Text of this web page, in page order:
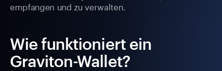
empfangen und zu verwalten.
Wie funktioniert ein
Graviton-Wallet?